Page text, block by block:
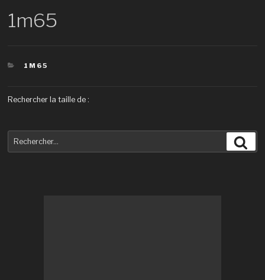
1m65
CATÉGORIES
1M65
Rechercher la taille de :
pour